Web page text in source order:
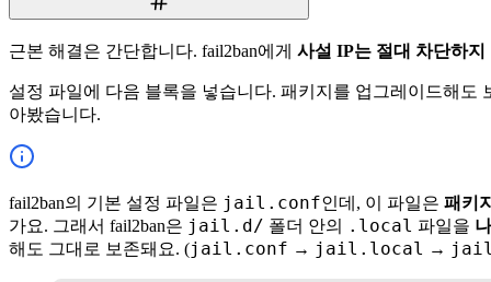
근본 해결은 간단합니다. fail2ban에게 사설 IP는 절대 차단하지
설정 파일에 다음 블록을 넣습니다. 패키지를 업그레이드해도
아봤습니다.
fail2ban의 기본 설정 파일은 jail.conf인데, 이 파일은 패키
가요. 그래서 fail2ban은 jail.d/ 폴더 안의 .local 파일을
해도 그대로 보존돼요. (jail.conf → jail.local →